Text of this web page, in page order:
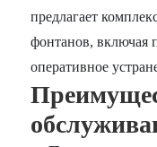
предлагает
фонтанов, включая
оперативное